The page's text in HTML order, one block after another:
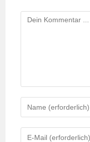
Kommentieren
deinen
Namen